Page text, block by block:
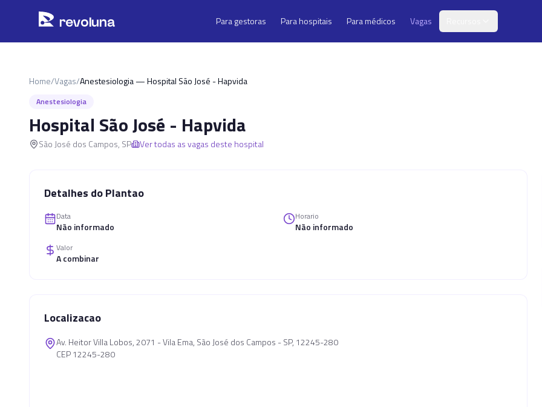
revoluna Para gestoras Para hospitais Para médicos Vagas
Home/Vagas/Anestesiologia — Hospital São José - Hapvida
Anestesiologia
Hospital São José - Hapvida
São José dos Campos, SP Ver todas as vagas deste hospital
Detalhes do Plantao
Data
Não informado
Horario
Não informado
Valor
A combinar
Localizacao
Av. Heitor Villa Lobos, 2071 - Vila Ema, São José dos Campos - SP, 12245-280
CEP 12245-280